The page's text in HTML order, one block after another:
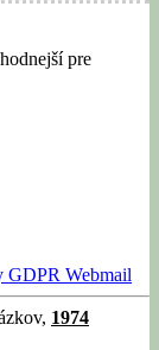
pre
GDPR Webmail
1974